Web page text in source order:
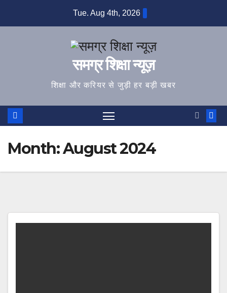
Tue. Aug 4th, 2026
समग्र शिक्षा न्यूज़
शिक्षा और करियर से जुड़ी हर बड़ी खबर
Month:August 2024